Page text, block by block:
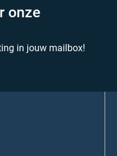
onze
in jouw mailbox!